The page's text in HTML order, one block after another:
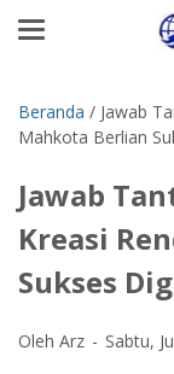
Beranda / Jawab
Mahkota Berlian
Jawab
Kreasi
Sukses
Oleh Arz Sabtu,